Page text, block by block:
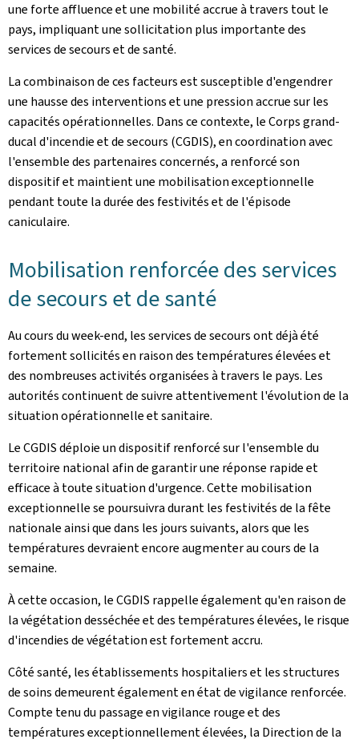
une forte affluence et une mobilité accrue à travers tout le
pays, impliquant une sollicitation plus importante des
services de secours et de santé.
La combinaison de ces facteurs est susceptible d'engendrer
une hausse des interventions et une pression accrue sur les
capacités opérationnelles. Dans ce contexte, le Corps grand-
ducal d'incendie et de secours (CGDIS), en coordination avec
l'ensemble des partenaires concernés, a renforcé son
dispositif et maintient une mobilisation exceptionnelle
pendant toute la durée des festivités et de l'épisode
caniculaire.
Mobilisation renforcée des services
de secours et de santé
Au cours du week-end, les services de secours ont déjà été
fortement sollicités en raison des températures élevées et
des nombreuses activités organisées à travers le pays. Les
autorités continuent de suivre attentivement l'évolution de la
situation opérationnelle et sanitaire.
Le CGDIS déploie un dispositif renforcé sur l'ensemble du
territoire national afin de garantir une réponse rapide et
efficace à toute situation d'urgence. Cette mobilisation
exceptionnelle se poursuivra durant les festivités de la fête
nationale ainsi que dans les jours suivants, alors que les
températures devraient encore augmenter au cours de la
semaine.
À cette occasion, le CGDIS rappelle également qu'en raison de
la végétation desséchée et des températures élevées, le risque
d'incendies de végétation est fortement accru.
Côté santé, les établissements hospitaliers et les structures
de soins demeurent également en état de vigilance renforcée.
Compte tenu du passage en vigilance rouge et des
températures exceptionnellement élevées, la Direction de la